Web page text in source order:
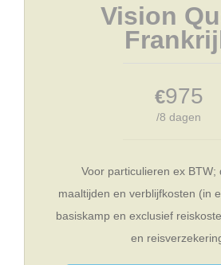
Vision
€975
/8 dagen
Voor particulieren ex BTW;
maaltijden en verblijfkosten (in
basiskamp en exclusief
en